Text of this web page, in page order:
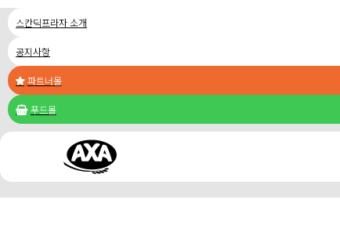
스칸딕프라자 소개
공지사항
 파트너몰
 푸드몰